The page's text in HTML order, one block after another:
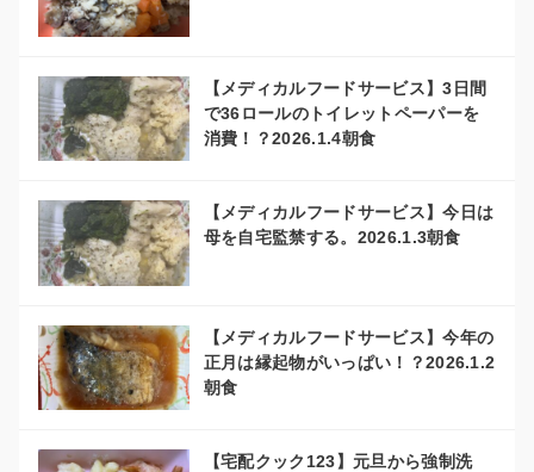
【メディカルフードサービス】3日間
で36ロールのトイレットペーパーを
消費！？2026.1.4朝食
【メディカルフードサービス】今日は
母を自宅監禁する。2026.1.3朝食
【メディカルフードサービス】今年の
正月は縁起物がいっぱい！？2026.1.2
朝食
【宅配クック123】元旦から強制洗